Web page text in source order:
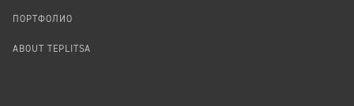
ПОРТФОЛИО
ABOUT TEPLITSA